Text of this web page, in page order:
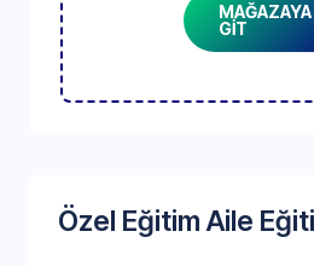
MAĞAZAYA
GİT
Özel Eğitim Aile